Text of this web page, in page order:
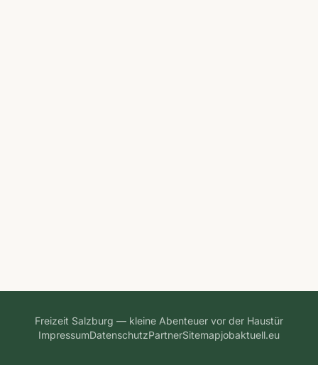
Freizeit Salzburg — kleine Abenteuer vor der Haustür
ImpressumDatenschutzPartnerSitemapjobaktuell.eu